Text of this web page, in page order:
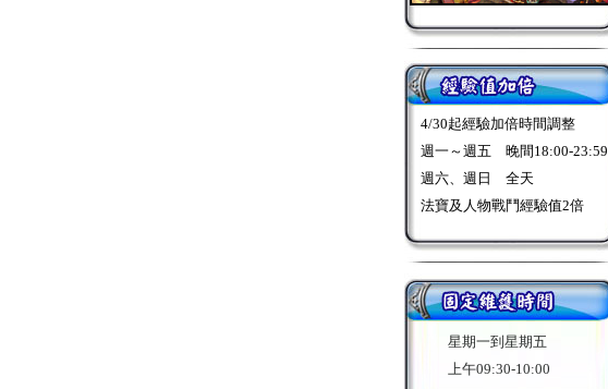
4/30起經驗加倍時間調整
週一～週五 晚間18:00-23:59
週六、週日 全天
法寶及人物戰鬥經驗值2倍
星期一到星期五
上午09:30-10:00